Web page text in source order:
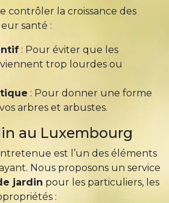
contrôler la croissance des
santé :
: Pour éviter que les
trop lourdes ou
: Pour donner une forme
arbres et arbustes.
au Luxembourg
est l’un des éléments
Nous proposons un service
jardin pour les particuliers, les
: